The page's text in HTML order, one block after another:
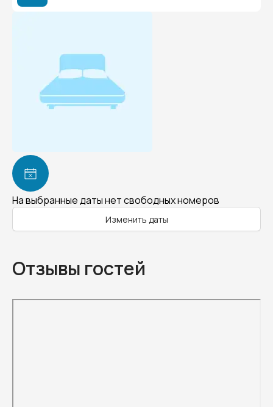
На выбранные даты нет свободных номеров
Изменить даты
Отзывы гостей